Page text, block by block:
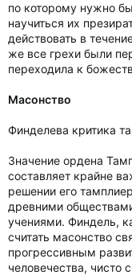
по которому нужно
научиться их
действовать в
же все грехи были
переходила к
Масонство
Финделева критика
Значение ордена
составляет крайне
решении его
древними
учениями. Финдель,
считать масонство
прогрессивным
человечества, чисто